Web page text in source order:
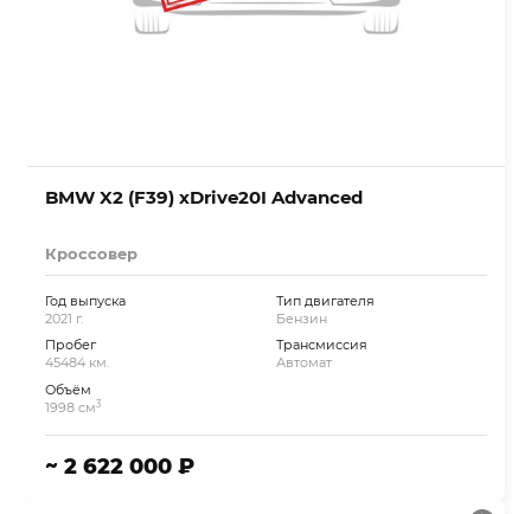
BMW X2 (F39) xDrive20I Advanced
Кроссовер
Год выпуска
2021 г.
Пробег
45484 км.
Объём
1998 см3
Тип двигателя
Бензин
Трансмиссия
Автомат
~ 2 622 000 ₽